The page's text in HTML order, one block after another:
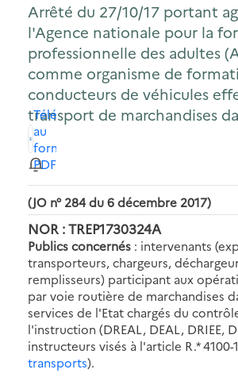
Arrêté du 27/10/17 portant
l'Agence nationale pour la
professionnelle des adultes
comme organisme de
conducteurs de véhicules
transport de marchandises
Télécharger
au
format
PDF
(JO n° 284 du 6 décembre 2017)
NOR : TREP1730324A
Publics concernés : intervenants
transporteurs, chargeurs,
remplisseurs) participant aux
par voie routière de marchandises
services de l'Etat chargés du
l'instruction (DREAL, DEAL, DRIEE,
instructeurs visés à l'article R.* 4100-1
transports).